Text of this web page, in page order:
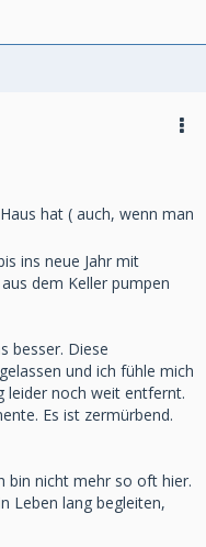
hat ( auch, wenn man
ins neue Jahr mit
dem Keller pumpen
besser. Diese
und ich fühle mich
leider noch weit entfernt.
Es ist zermürbend.
bin nicht mehr so oft hier.
Leben lang begleiten,